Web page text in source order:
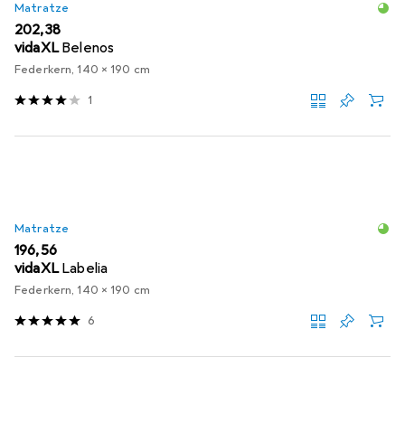
Matratze
EUR
202,38
vidaXL Belenos
Federkern, 140 x 190 cm
1
Matratze
EUR
196,56
vidaXL Labelia
Federkern, 140 x 190 cm
6